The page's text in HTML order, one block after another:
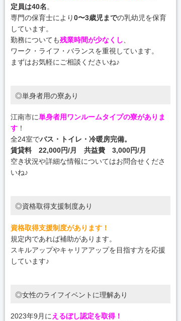
定員は40名。
専門の保育士により0〜3歳児までの乳幼児を保育
しています。
勤務についても残業時間が少なくし
ワーク・ライフ・バランスを重視しています。
まずはお気軽にご相談くださいね♪
◎単身者用の寮あり
江南市に単身者用ワンルームタイプの寮がありま
す ！
全24室でバス・トイレ・冷暖房完備。
賃貸料 22,000円/月 共益費 3,000円/月
空き状況や詳細な情報についてはお問合せくださ
いね♪
◎資格取得支援制度あり
資格取得支援制度があります！
規定内であれば補助があります。
スキルアップやキャリアアップを目指す方を応援
しています♪
◎女性のライフイベントに理解あり
2023年9月にえるぼし認定を取得！